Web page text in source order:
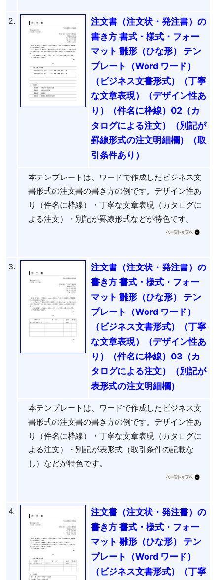
2.
注文書（注文状・発注書）の
書き方 書式・様式・フォー
マット 雛形（ひな形） テン
プレート（Word ワード）
（ビジネス文書形式）（丁寧
な文章表現）（デザイン性あ
り）（件名に枠線）02（カ
タログによる注文）（別記が
罫線形式の注文明細欄）（取
引条件あり）
本テンプレートは、ワードで作成したビジネス文
書形式の注文書の書き方の例です。デザイン性あ
り（件名に枠線）・丁寧な文章表現（カタログに
よる注文）・別記が罫線形式などが特色です。
3.
注文書（注文状・発注書）の
書き方 書式・様式・フォー
マット 雛形（ひな形） テン
プレート（Word ワード）
（ビジネス文書形式）（丁寧
な文章表現）（デザイン性あ
り）（件名に枠線）03（カ
タログによる注文）（別記が
表形式の注文明細欄）
本テンプレートは、ワードで作成したビジネス文
書形式の注文書の書き方の例です。デザイン性あ
り（件名に枠線）・丁寧な文章表現（カタログに
よる注文）・別記が表形式（取引条件の記載な
し）などが特色です。
4.
注文書（注文状・発注書）の
書き方 書式・様式・フォー
マット 雛形（ひな形） テン
プレート（Word ワード）
（ビジネス文書形式）（丁寧